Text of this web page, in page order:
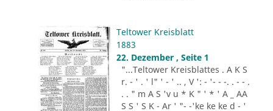
Teltower Kreisblatt
1883
22. Dezember , Seite 1
"...Teltower Kreisblattes . A K S
r. - ' . ' l" ' - ' .. , V ': - '- - -. . - - .
. . " m A S 'v u * K " ' * ' A _ AA
S S ' S K - Ar ' "- -'ke ke ke d - '